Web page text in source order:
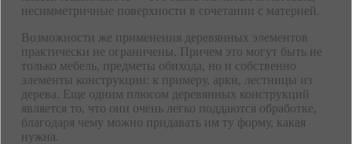
несимметричные поверхности в сочетании с материей.
Возможности же применения деревянных элементов
практически не ограничены. Причем это могут быть не
только мебель, предметы обихода, но и собственно
элементы конструкции: к примеру, арки, лестницы из
дерева. Еще одним плюсом деревянных конструкций
является то, что они очень легко поддаются обработке,
благодаря чему можно придавать им ту форму, какая
нужна.